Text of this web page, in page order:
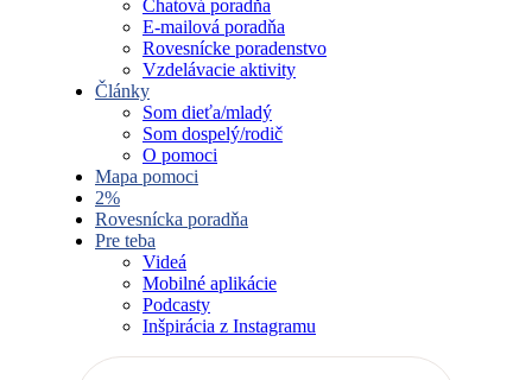
Chatová poradňa
E-mailová poradňa
Rovesnícke poradenstvo
Vzdelávacie aktivity
Články
Som dieťa/mladý
Som dospelý/rodič
O pomoci
Mapa pomoci
2%
Rovesnícka poradňa
Pre teba
Videá
Mobilné aplikácie
Podcasty
Inšpirácia z Instagramu